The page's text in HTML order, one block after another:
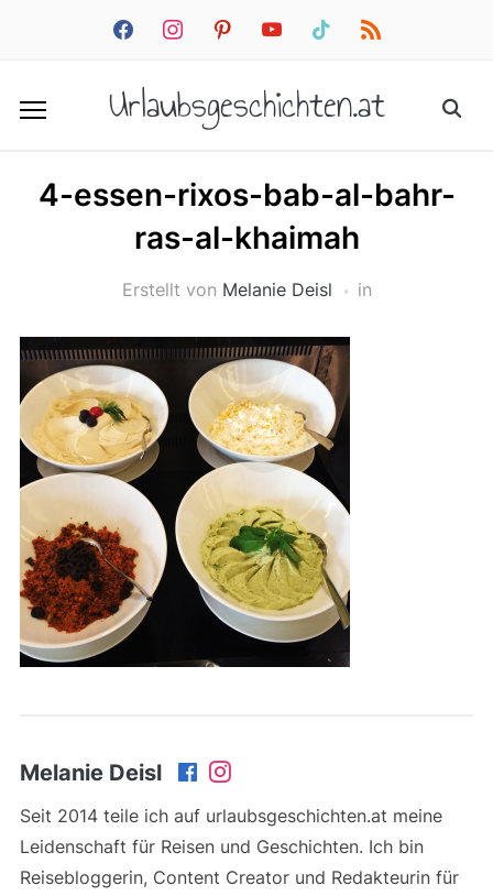
facebookinstagrampinterestyoutube tiktok rss
Urlaubsgeschichten.at
4-essen-rixos-bab-al-bahr-
ras-al-khaimah
Erstellt von Melanie Deisl in
Melanie Deisl
Seit 2014 teile ich auf urlaubsgeschichten.at meine
Leidenschaft für Reisen und Geschichten. Ich bin
Reisebloggerin, Content Creator und Redakteurin für